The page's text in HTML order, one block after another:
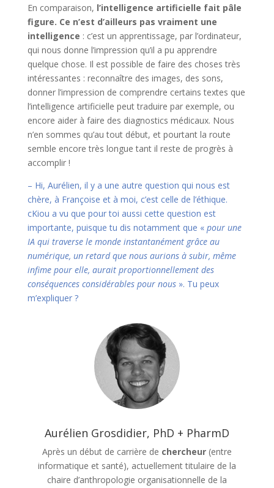
En comparaison, l’intelligence artificielle fait pâle
figure. Ce n’est d’ailleurs pas vraiment une
intelligence : c’est un apprentissage, par l’ordinateur,
qui nous donne l’impression qu’il a pu apprendre
quelque chose. Il est possible de faire des choses très
intéressantes : reconnaître des images, des sons,
donner l’impression de comprendre certains textes que
l’intelligence artificielle peut traduire par exemple, ou
encore aider à faire des diagnostics médicaux. Nous
n’en sommes qu’au tout début, et pourtant la route
semble encore très longue tant il reste de progrès à
accomplir !
– Hi, Aurélien, il y a une autre question qui nous est
chère, à Françoise et à moi, c’est celle de l’éthique.
cKiou a vu que pour toi aussi cette question est
importante, puisque tu dis notamment que « pour une
IA qui traverse le monde instantanément grâce au
numérique, un retard que nous aurions à subir, même
infime pour elle, aurait proportionnellement des
conséquences considérables pour nous». Tu peux
m’expliquer ?
Aurélien Grosdidier, PhD + PharmD
Après un début de carrière de chercheur(entre
informatique et santé), actuellement titulaire de la
chaire d’anthropologie organisationnelle de la